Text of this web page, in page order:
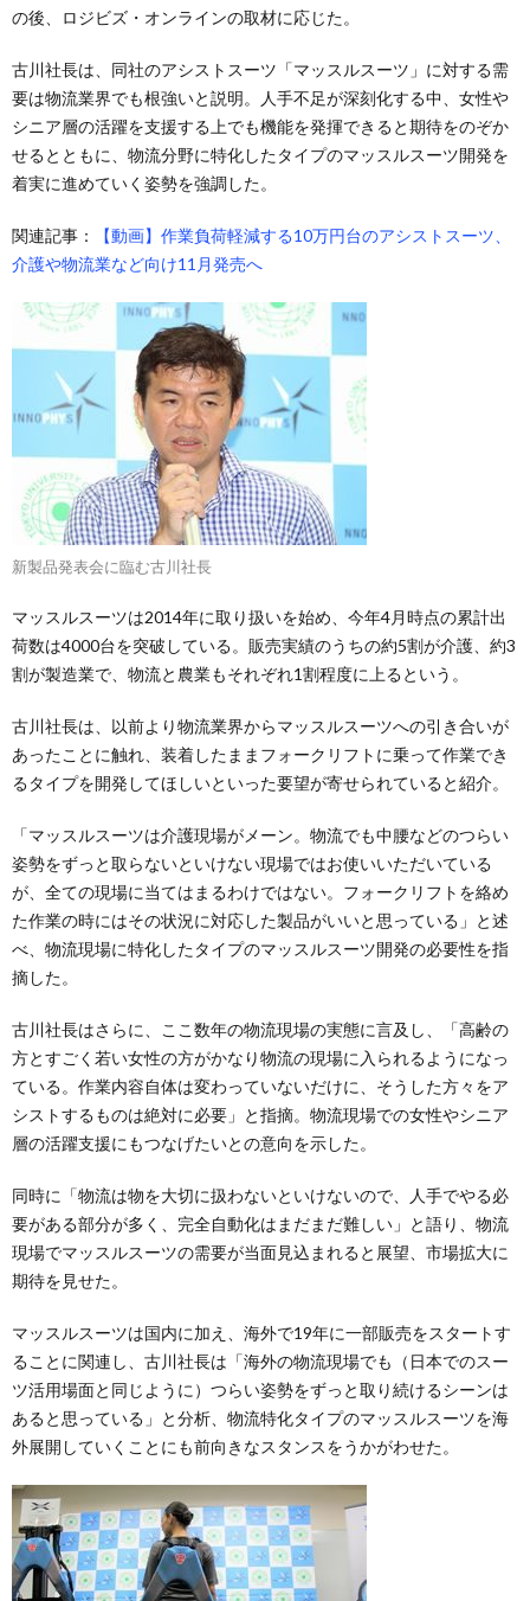
の後、ロジビズ・オンラインの取材に応じた。
古川社長は、同社のアシストスーツ「マッスルスーツ」に対する需
要は物流業界でも根強いと説明。人手不足が深刻化する中、女性や
シニア層の活躍を支援する上でも機能を発揮できると期待をのぞか
せるとともに、物流分野に特化したタイプのマッスルスーツ開発を
着実に進めていく姿勢を強調した。
関連記事：
【動画】作業負荷軽減する10万円台のアシストスーツ、
介護や物流業など向け11月発売へ
新製品発表会に臨む古川社長
マッスルスーツは2014年に取り扱いを始め、今年4月時点の累計出
荷数は4000台を突破している。販売実績のうちの約5割が介護、約3
割が製造業で、物流と農業もそれぞれ1割程度に上るという。
古川社長は、以前より物流業界からマッスルスーツへの引き合いが
あったことに触れ、装着したままフォークリフトに乗って作業でき
るタイプを開発してほしいといった要望が寄せられていると紹介。
「マッスルスーツは介護現場がメーン。物流でも中腰などのつらい
姿勢をずっと取らないといけない現場ではお使いいただいている
が、全ての現場に当てはまるわけではない。フォークリフトを絡め
た作業の時にはその状況に対応した製品がいいと思っている」と述
べ、物流現場に特化したタイプのマッスルスーツ開発の必要性を指
摘した。
古川社長はさらに、ここ数年の物流現場の実態に言及し、「高齢の
方とすごく若い女性の方がかなり物流の現場に入られるようになっ
ている。作業内容自体は変わっていないだけに、そうした方々をア
シストするものは絶対に必要」と指摘。物流現場での女性やシニア
層の活躍支援にもつなげたいとの意向を示した。
同時に「物流は物を大切に扱わないといけないので、人手でやる必
要がある部分が多く、完全自動化はまだまだ難しい」と語り、物流
現場でマッスルスーツの需要が当面見込まれると展望、市場拡大に
期待を見せた。
マッスルスーツは国内に加え、海外で19年に一部販売をスタートす
ることに関連し、古川社長は「海外の物流現場でも（日本でのスー
ツ活用場面と同じように）つらい姿勢をずっと取り続けるシーンは
あると思っている」と分析、物流特化タイプのマッスルスーツを海
外展開していくことにも前向きなスタンスをうかがわせた。